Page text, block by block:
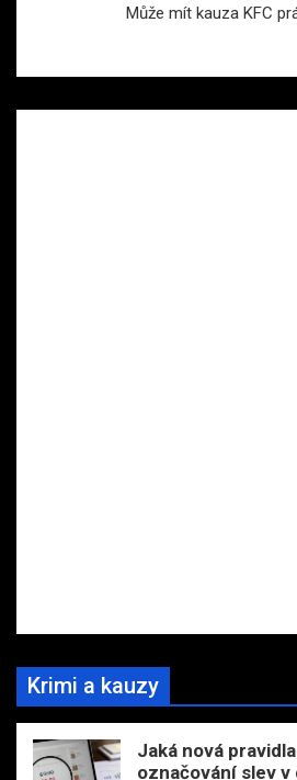
Může mít kauza KFC
Krimi a kauzy
Jaká nová
označování slev v